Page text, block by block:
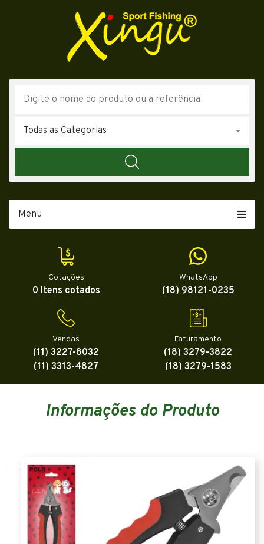
Todas as Categorias
Menu
Cotações
0 Itens cotados
WhatsApp
(18) 98121-0235
Vendas
(11) 3227-8032
(11) 3313-4827
Faturamento
(18) 3279-3822
(18) 3279-1583
Informações do Produto